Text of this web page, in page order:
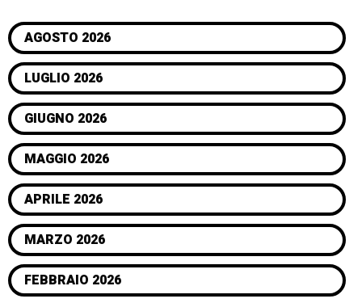
AGOSTO 2026
LUGLIO 2026
GIUGNO 2026
MAGGIO 2026
APRILE 2026
MARZO 2026
FEBBRAIO 2026